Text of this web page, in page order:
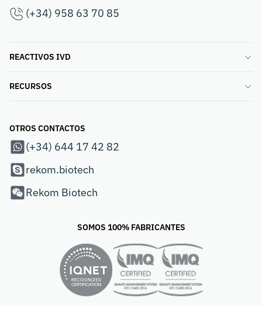
(+34) 958 63 70 85
REACTIVOS IVD
RECURSOS
OTROS CONTACTOS
(+34) 644 17 42 82
rekom.biotech
Rekom Biotech
SOMOS 100% FABRICANTES